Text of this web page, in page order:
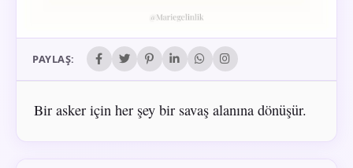
PAYLAŞ:
Bir asker için her şey bir savaş alanına dönüşür.